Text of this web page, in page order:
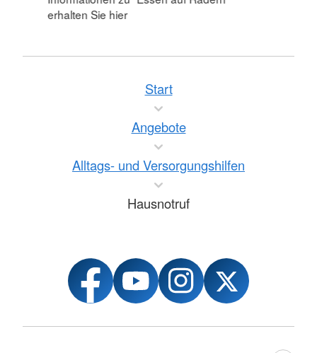
erhalten Sie hier
Start
Angebote
Alltags- und Versorgungshilfen
Hausnotruf